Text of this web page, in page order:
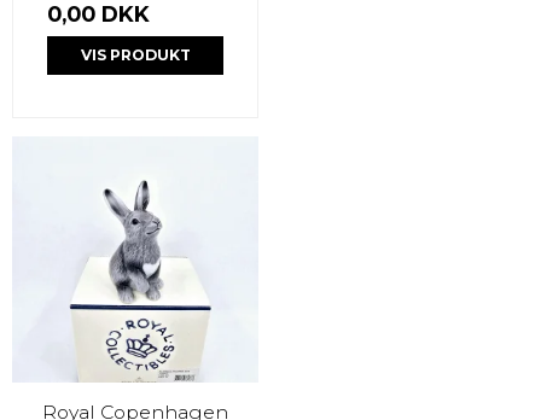
0,00 DKK
VIS PRODUKT
Royal Copenhagen